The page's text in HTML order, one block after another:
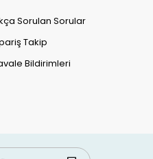
Sorulan Sorular
Takip
Bildirimleri